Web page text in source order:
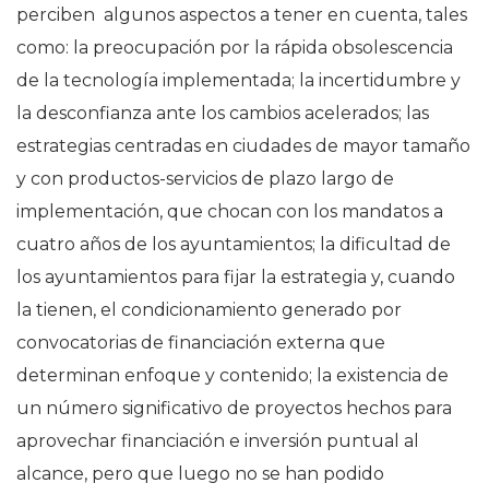
perciben algunos aspectos a tener en cuenta, tales
como: la preocupación por la rápida obsolescencia
de la tecnología implementada; la incertidumbre y
la desconfianza ante los cambios acelerados; las
estrategias centradas en ciudades de mayor tamaño
y con productos-servicios de plazo largo de
implementación, que chocan con los mandatos a
cuatro años de los ayuntamientos; la dificultad de
los ayuntamientos para fijar la estrategia y, cuando
la tienen, el condicionamiento generado por
convocatorias de financiación externa que
determinan enfoque y contenido; la existencia de
un número significativo de proyectos hechos para
aprovechar financiación e inversión puntual al
alcance, pero que luego no se han podido